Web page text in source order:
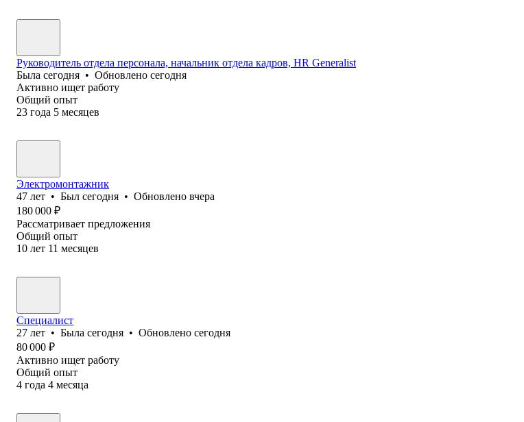
Руководитель отдела персонала, начальник отдела кадров, HR Generalist
Была сегодня • Обновлено сегодня
Активно ищет работу
Общий опыт
23 года 5 месяцев
Электромонтажник
47 лет • Был сегодня • Обновлено вчера
180 000 ₽
Рассматривает предложения
Общий опыт
10 лет 11 месяцев
Специалист
27 лет • Была сегодня • Обновлено сегодня
80 000 ₽
Активно ищет работу
Общий опыт
4 года 4 месяца